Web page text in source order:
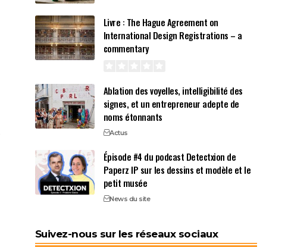
Livre : The Hague Agreement on
International Design Registrations – a
commentary
Ablation des voyelles, intelligibilité des
signes, et un entrepreneur adepte de
noms étonnants
Actus
Épisode #4 du podcast Detectxion de
Paperz IP sur les dessins et modèle et le
petit musée
News du site
Suivez-nous sur les réseaux sociaux